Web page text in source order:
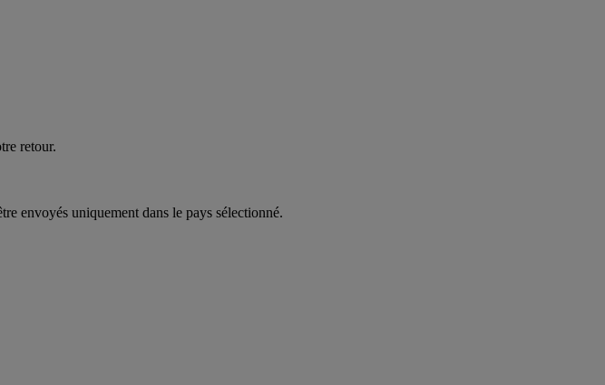
retour.
envoyés uniquement dans le pays sélectionné.